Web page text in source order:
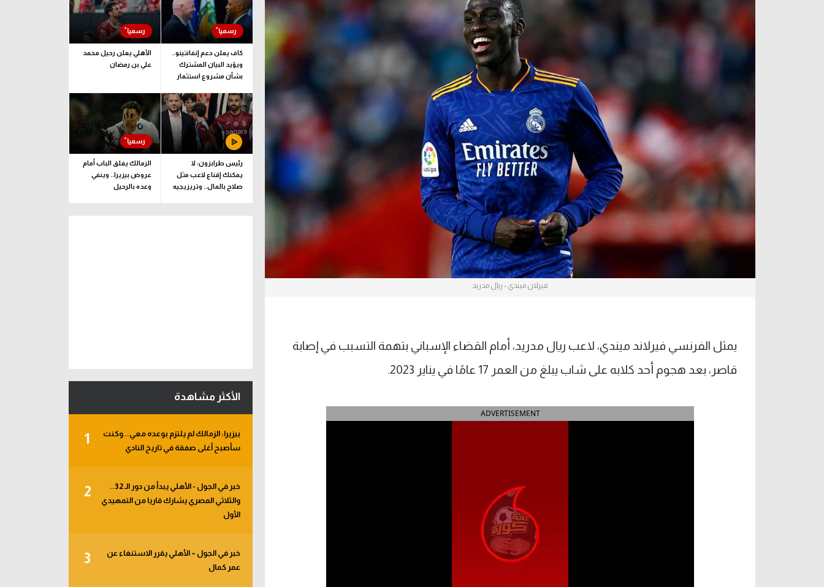
الدوري السعودي للمحترفين
دوري أبطال إفريقيا
كل البطولات
دوري أبطال أوروبا
القسم الثاني
ركن الألعاب
فيرلان ميندي - ريال مدريد
يمثل الفرنسي فيرلاند ميندي، لاعب ريال مدريد، أمام القضاء الإسباني بتهمة التسبب في إصابة
قاصر، بعد هجوم أحد كلابه على شاب يبلغ من العمر 17 عامًا في يناير 2023.
ADVERTISEMENT
كاف يعلن دعم إنفانتينو..
ويؤيد البيان المشترك
بشأن مشروع استثمار
الأهلي يعلن رحيل محمد
علي بن رمضان
رئيس طرابزون: لا
يمكنك إقناع لاعب مثل
صلاح بالمال.. وتريزيجيه
الزمالك يغلق الباب أمام
عروض بيزيرا.. وينفي
وعده بالرحيل
الأكثر مشاهدة
1
بيزيرا: الزمالك لم يلتزم بوعده معي.. وكنت
سأصبح أغلى صفقة في تاريخ النادي
2
خبر في الجول - الأهلي يبدأ من دور الـ 32..
والثلاثي المصري يشارك قاريا من التمهيدي
الأول
3
خبر في الجول – الأهلي يقرر الاستنغاء عن
عمر كمال